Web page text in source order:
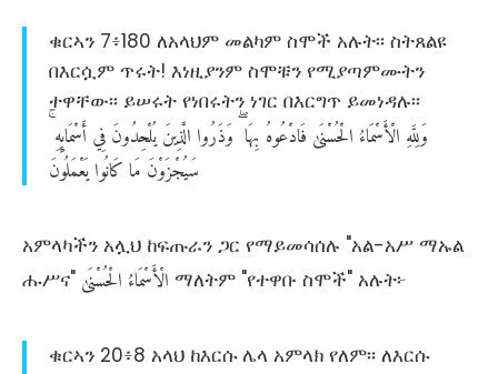
ቁርኣን 7፥180 ለአላህም መልካም ስሞች አሉት፡፡ ስትጸልዩ
በእርሷም ጥሩት! እነዚያንም ስሞቹን የሚያጣምሙትን
ተዋቸው፡፡ ይሠሩት የነበሩትን ነገር በእርግጥ ይመነዳሉ፡፡
وَلِلَّهِالْأَسْمَاءُالْحُسْنَىٰفَادْعُوهُبِهَا وَذَرُواالَّذِينَيُلْحِدُونَفِيأَسْمَائِهِ
سَيُجْزَوْنَمَاكَانُوايَعْمَلُونَ
አምላካችን አሏህ ከፍጡራን ጋር የማይመሳሰሉ "አል-አሥ ማኡል
ሑሥና"
الْأَسْمَاءُالْحُسْنَىٰ ማለትም "የተዋቡ ስሞች" አሉት፦
ቁርኣን 20፥8 አላህ ከእርሱ ሌላ አምላክ የለም፡፡ ለእርሱ